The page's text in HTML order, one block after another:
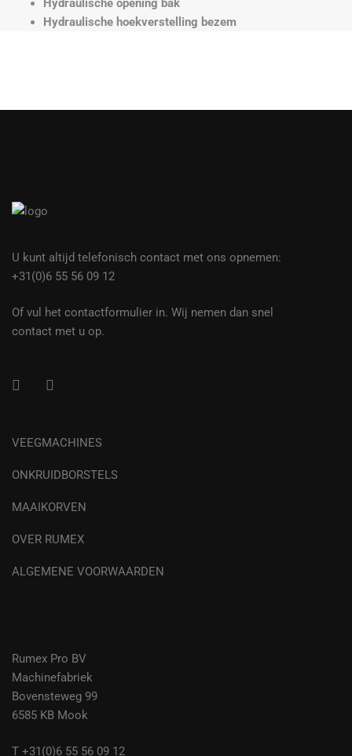
Hydraulische hoekverstelling bezem
U kunt altijd telefonisch contact met ons opnemen:
+31(0)6 55 56 09 12
Of vul het contactformulier in. Wij nemen dan snel
contact met u op.
VEEGMACHINES
ONKRUIDBORSTELS
MAAIKORVEN
OVER RUMEX
ALGEMENE VOORWAARDEN
Rumex Pro BV
Machinefabriek
Bovensteweg 99
6585 KB Mook
T +31(0)6 55 56 09 12